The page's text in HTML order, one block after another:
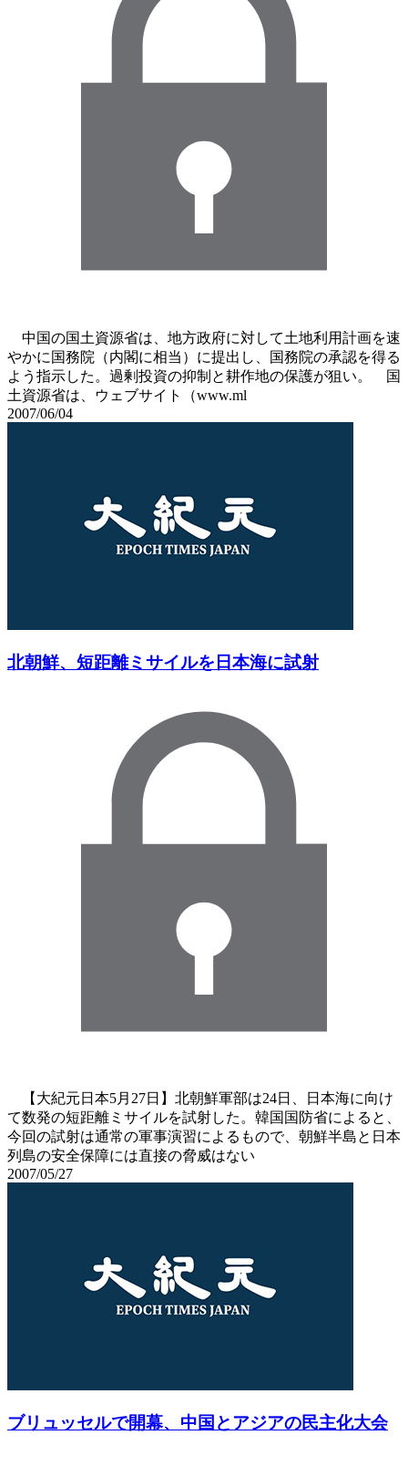
中国の国土資源省は、地方政府に対して土地利用計画を速
やかに国務院（内閣に相当）に提出し、国務院の承認を得る
よう指示した。過剰投資の抑制と耕作地の保護が狙い。 国
土資源省は、ウェブサイト（www.ml
2007/06/04
北朝鮮、短距離ミサイルを日本海に試射
【大紀元日本5月27日】北朝鮮軍部は24日、日本海に向け
て数発の短距離ミサイルを試射した。韓国国防省によると、
今回の試射は通常の軍事演習によるもので、朝鮮半島と日本
列島の安全保障には直接の脅威はない
2007/05/27
ブリュッセルで開幕、中国とアジアの民主化大会